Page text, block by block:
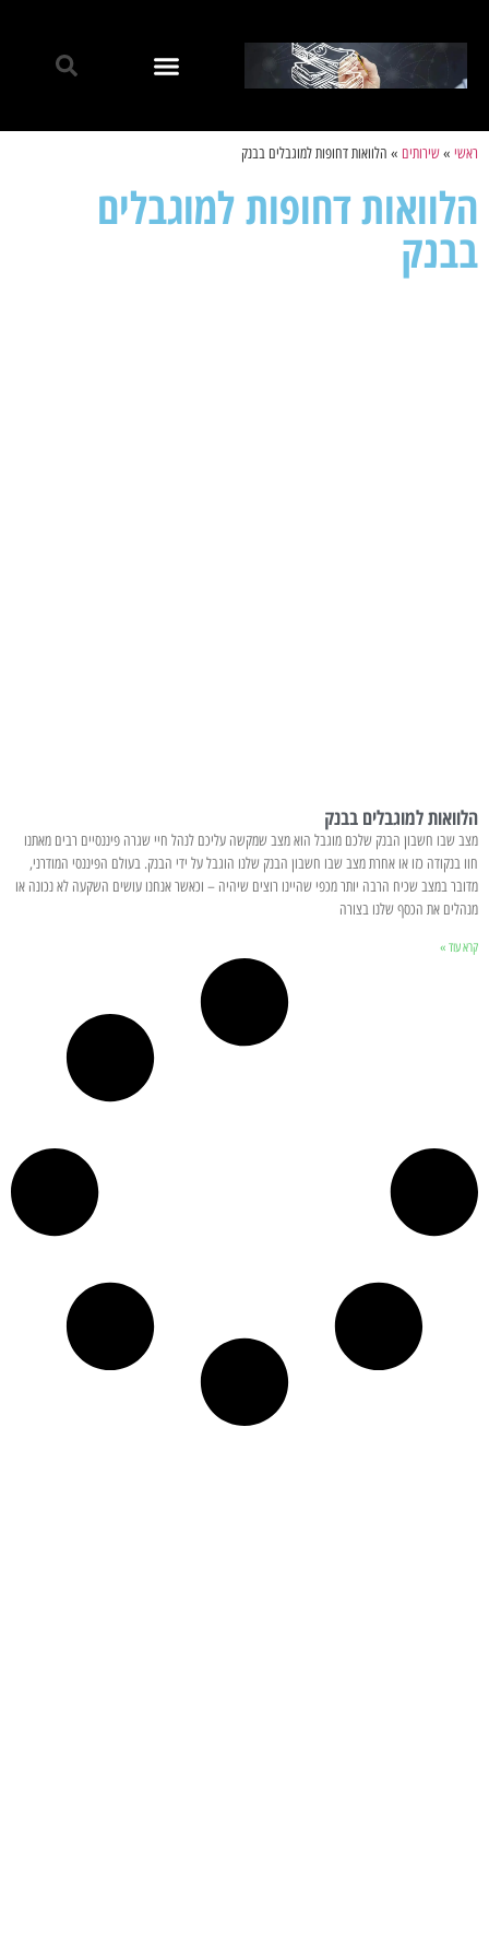
ראשי »שירותים » הלוואות דחופות למוגבלים בבנק
הלוואות דחופות למוגבלים
בבנק
הלוואות למוגבלים בבנק
מצב שבו חשבון הבנק שלכם מוגבל הוא מצב שמקשה עליכם לנהל חיי שגרה פיננסיים רבים מאתנו
חוו בנקודה כזו או אחרת מצב שבו חשבון הבנק שלנו הוגבל על ידי הבנק. בעולם הפיננסי המודרני,
מדובר במצב שכיח הרבה יותר מכפי שהיינו רוצים שיהיה – וכאשר אנחנו עושים השקעה לא נכונה או
מנהלים את הכסף שלנו בצורה
קרא עוד »